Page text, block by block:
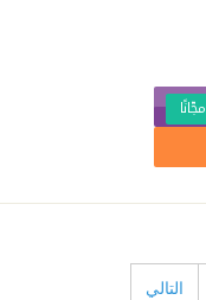
مجّانًا
التالي